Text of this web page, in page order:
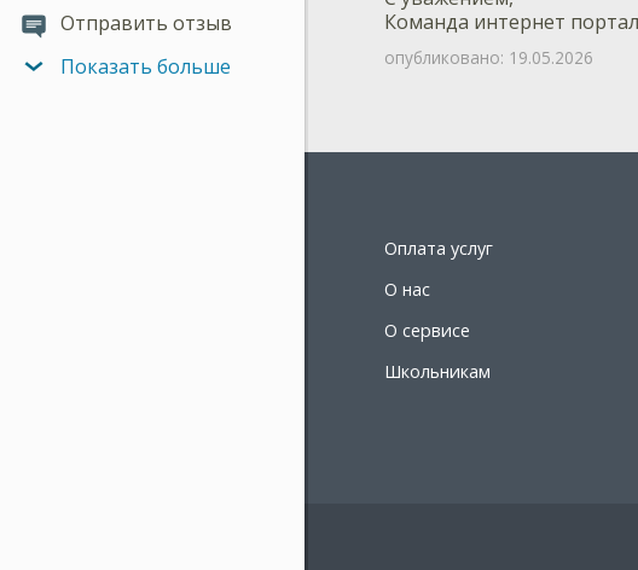
Отправить отзыв
Показать больше
Команда интернет
опубликовано: 19.05.2026
Оплата услуг
О нас
О сервисе
Школьникам